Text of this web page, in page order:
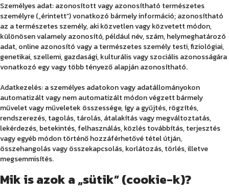
Személyes adat: azonosított vagy azonosítható természetes
személyre („érintett”) vonatkozó bármely információ; azonosítható
az a természetes személy, aki közvetlen vagy közvetett módon,
különösen valamely azonosító, például név, szám, helymeghatározó
adat, online azonosító vagy a természetes személy testi, fiziológiai,
genetikai, szellemi, gazdasági, kulturális vagy szociális azonosságára
vonatkozó egy vagy több tényező alapján azonosítható.
Adatkezelés: a személyes adatokon vagy adatállományokon
automatizált vagy nem automatizált módon végzett bármely
művelet vagy műveletek összessége, így a gyűjtés, rögzítés,
rendszerezés, tagolás, tárolás, átalakítás vagy megváltoztatás,
lekérdezés, betekintés, felhasználás, közlés továbbítás, terjesztés
vagy egyéb módon történő hozzáférhetővé tétel útján,
összehangolás vagy összekapcsolás, korlátozás, törlés, illetve
megsemmisítés.
Mik is azok a „sütik” (cookie-k)?